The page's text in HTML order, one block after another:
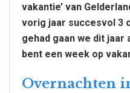
vakantie’ van
vorig jaar succesvol 3
gehad gaan we dit jaar
bent een week op
Overnachten